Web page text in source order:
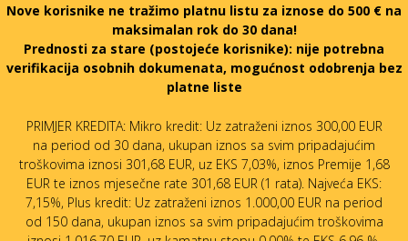
Nove korisnike ne tražimo platnu listu za iznose do 500 € na
maksimalan rok do 30 dana!
Prednosti za stare (postojeće korisnike): nije potrebna
verifikacija osobnih dokumenata, mogućnost odobrenja bez
platne liste
PRIMJER KREDITA: Mikro kredit: Uz zatraženi iznos 300,00 EUR
na period od 30 dana, ukupan iznos sa svim pripadajućim
troškovima iznosi 301,68 EUR, uz EKS 7,03%, iznos Premije 1,68
EUR te iznos mjesečne rate 301,68 EUR (1 rata). Najveća EKS:
7,15%, Plus kredit: Uz zatraženi iznos 1.000,00 EUR na period
od 150 dana, ukupan iznos sa svim pripadajućim troškovima